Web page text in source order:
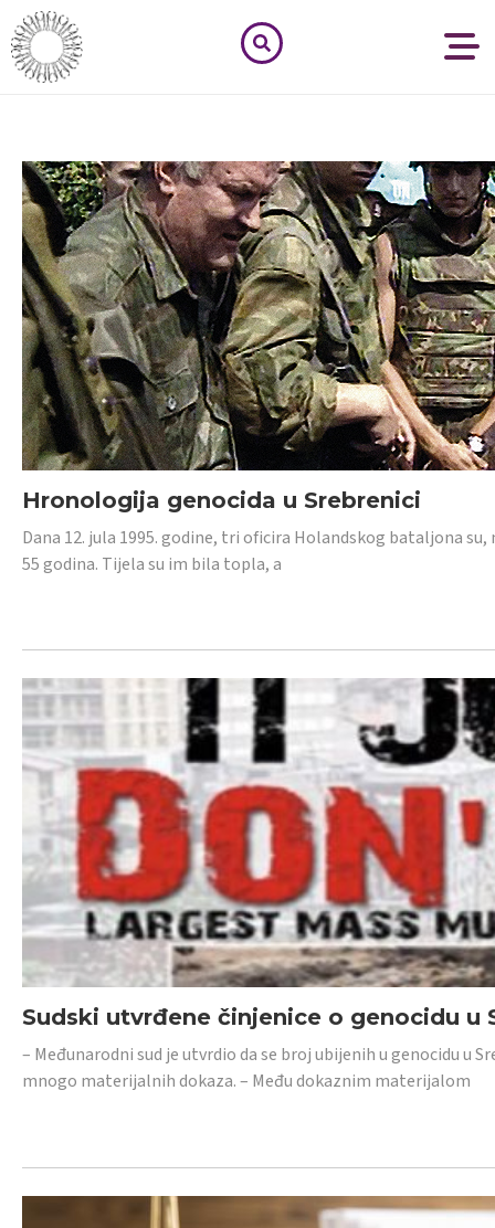
Hronologija genocida u Srebrenici
Dana 12. jula 1995. godine, tri oficira Holandskog bataljona
55 godina. Tijela su im bila topla, a
Sudski utvrđene činjenice o genocidu u
– Međunarodni sud je utvrdio da se broj ubijenih u genocidu u
mnogo materijalnih dokaza. – Među dokaznim materijalom